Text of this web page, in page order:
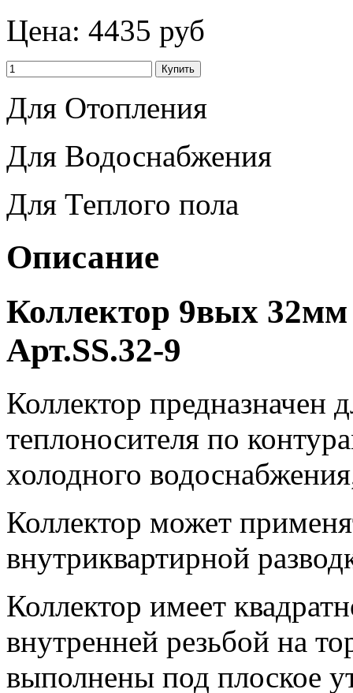
Цена: 4435 руб
Для Отопления
Для Водоснабжения
Для Теплого пола
Описание
Коллектор 9вых
Арт.SS.32-9
Коллектор предназначен
теплоносителя по
холодного
Коллектор может
внутриквартирной
Коллектор имеет
внутренней резьбой на
выполнены под плоское